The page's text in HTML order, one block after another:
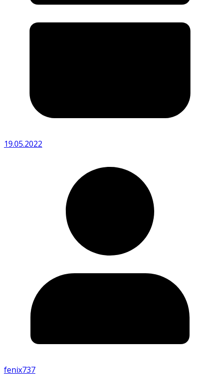
19.05.2022
fenix737